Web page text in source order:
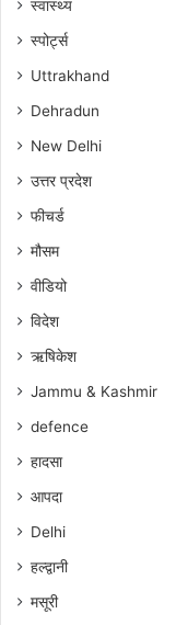
स्वास्थ्य
स्पोर्ट्स
Uttrakhand
Dehradun
New Delhi
उत्तर प्रदेश
फीचर्ड
मौसम
वीडियो
विदेश
ऋषिकेश
Jammu & Kashmir
defence
हादसा
आपदा
Delhi
हल्द्वानी
मसूरी